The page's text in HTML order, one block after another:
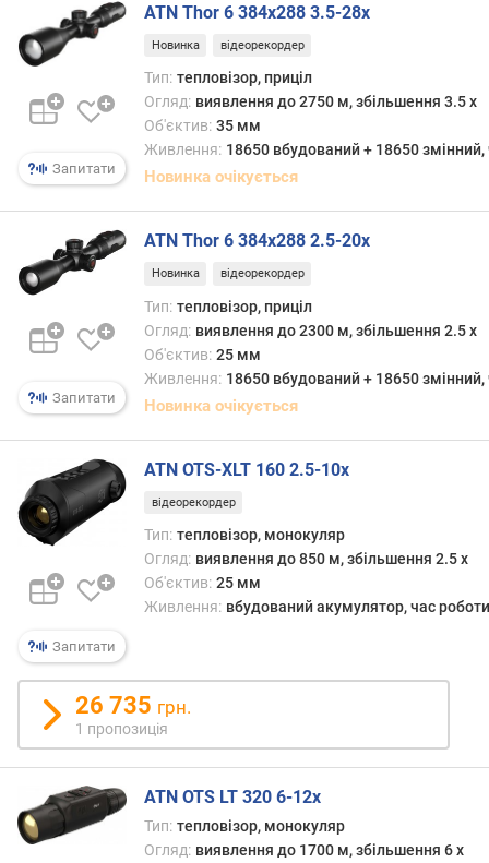
к
а
и
а
д
а
о
ю
о
д
в
а
н
я
з
к
і
ь
к
с
р
о
Запитати
ATN Thor 6 384x288 3.5-28x
Новинка відеорекордер
Тип: тепловізор, приціл
Огляд: виявлення до 2750 м, збільшення 3.5 x
Об'єктив: 35 мм
Живлення: 18650 вбудований + 18650 змінний,
Новинка очікується
Запитати
ATN Thor 6 384x288 2.5-20x
Новинка відеорекордер
Тип: тепловізор, приціл
Огляд: виявлення до 2300 м, збільшення 2.5 x
Об'єктив: 25 мм
Живлення: 18650 вбудований + 18650 змінний,
Новинка очікується
Запитати
ATN OTS-XLT 160 2.5-10x
відеорекордер
Тип: тепловізор, монокуляр
Огляд: виявлення до 850 м, збільшення 2.5 x
Об'єктив: 25 мм
Живлення: вбудований акумулятор, час
26 735 грн.
1 пропозиція
ATN OTS LT 320 6-12x
Тип: тепловізор, монокуляр
Огляд: виявлення до 1700 м, збільшення 6 x